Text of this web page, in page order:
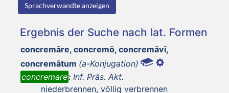
Sprachverwandte anzeigen
Ergebnis der Suche nach lat. Formen
concremāre, concremō, concremāvī,
concremātum (a-Konjugation)
concremare: Inf. Präs. Akt.
niederbrennen, völlig verbrennen